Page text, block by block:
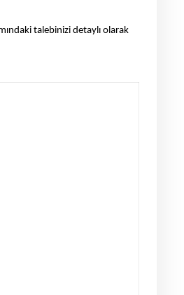
talebinizi detaylı olarak